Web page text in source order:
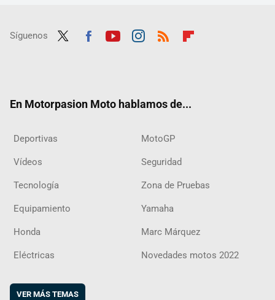
Síguenos
En Motorpasion Moto hablamos de...
Deportivas MotoGP
Vídeos Seguridad
Tecnología Zona de Pruebas
Equipamiento Yamaha
Honda Marc Márquez
Eléctricas Novedades motos 2022
VER MÁS TEMAS